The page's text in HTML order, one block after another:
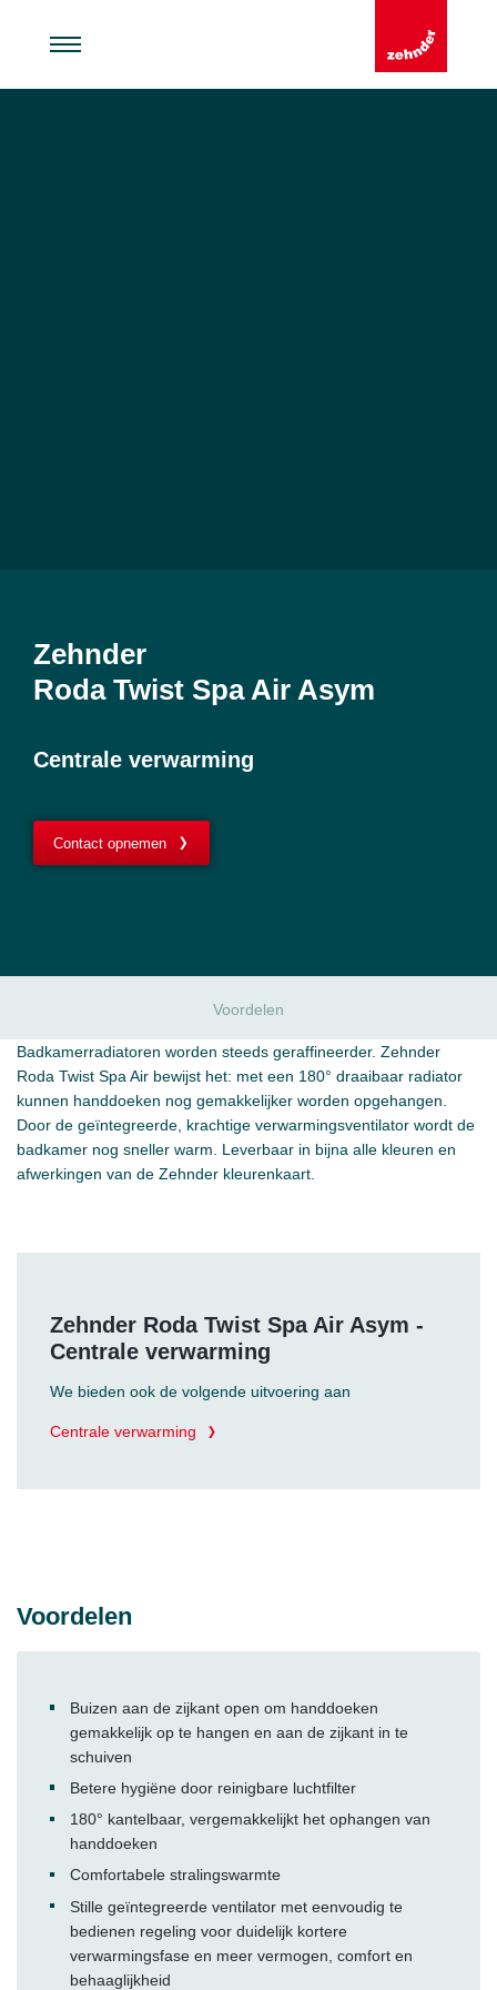
Zehnder
Roda Twist Spa Air Asym
Centrale verwarming
Contact opnemen
Voordelen
Badkamerradiatoren worden steeds geraffineerder. Zehnder
Roda Twist Spa Air bewijst het: met een 180° draaibaar radiator
kunnen handdoeken nog gemakkelijker worden opgehangen.
Door de geïntegreerde, krachtige verwarmingsventilator wordt de
badkamer nog sneller warm. Leverbaar in bijna alle kleuren en
afwerkingen van de Zehnder kleurenkaart.
Zehnder Roda Twist Spa Air Asym -
Centrale verwarming
We bieden ook de volgende uitvoering aan
Centrale verwarming
Voordelen
Buizen aan de zijkant open om handdoeken
gemakkelijk op te hangen en aan de zijkant in te
schuiven
Betere hygiëne door reinigbare luchtfilter
180° kantelbaar, vergemakkelijkt het ophangen van
handdoeken
Comfortabele stralingswarmte
Stille geïntegreerde ventilator met eenvoudig te
bedienen regeling voor duidelijk kortere
verwarmingsfase en meer vermogen, comfort en
behaaglijkheid